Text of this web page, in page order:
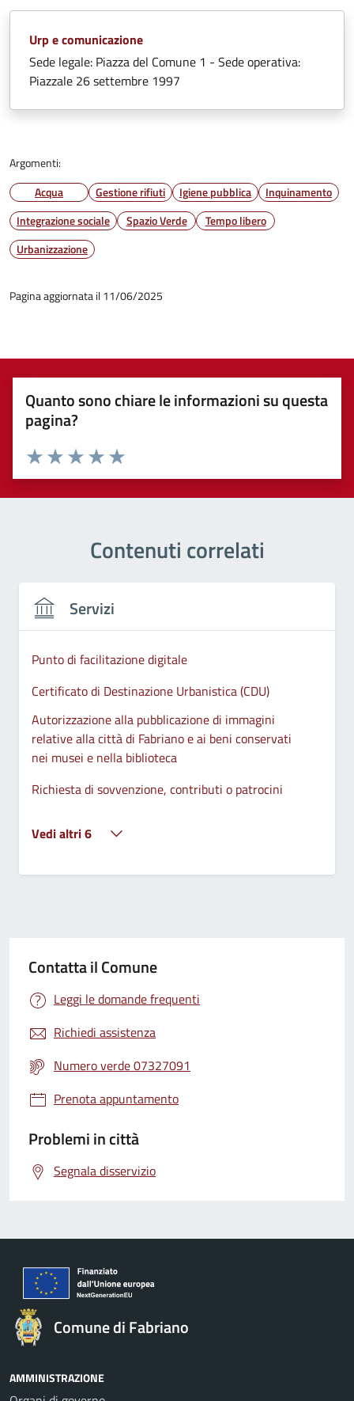
Urp e comunicazione
Sede legale: Piazza del Comune 1 - Sede operativa:
Piazzale 26 settembre 1997
Argomenti:
Acqua
Gestione rifiuti Igiene pubblica
Inquinamento
Integrazione sociale
Spazio Verde
Tempo libero
Urbanizzazione
Pagina aggiornata il 11/06/2025
Quanto sono chiare le informazioni su questa
pagina?
Valuta 5 stelle su 5
Valuta 4 stelle su 5
Valuta 3 stelle su 5
Valuta 2 stelle su 5
Valuta 1 stelle su 5
Contenuti correlati
Servizi
Punto di facilitazione digitale
Certificato di Destinazione Urbanistica (CDU)
Autorizzazione alla pubblicazione di immagini
relative alla città di Fabriano e ai beni conservati
nei musei e nella biblioteca
Richiesta di sovvenzione, contributi o patrocini
Vedi altri 6
Contatta il Comune
Leggi le domande frequenti
Richiedi assistenza
Numero verde 07327091
Prenota appuntamento
Problemi in città
Segnala disservizio
Comune di Fabriano
AMMINISTRAZIONE